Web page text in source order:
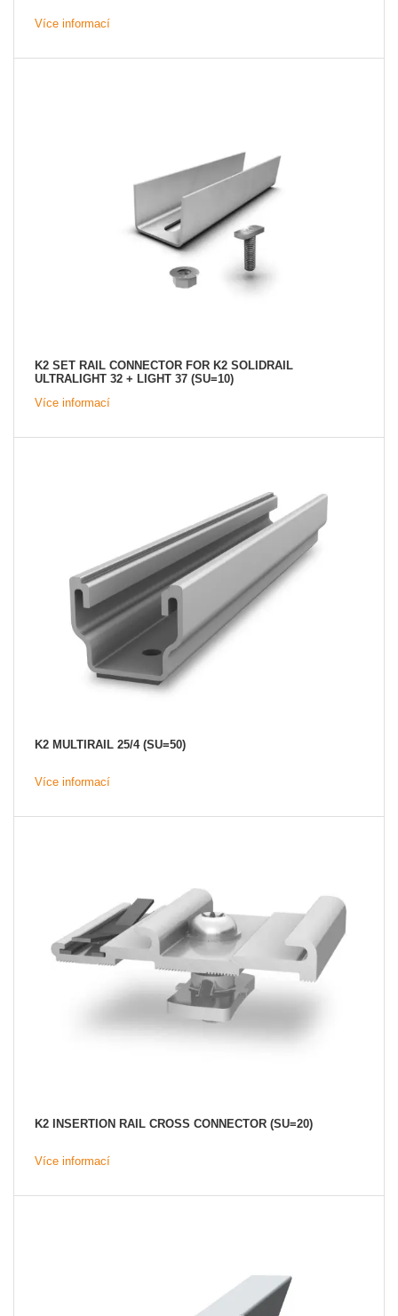
Více informací
K2 SET RAIL CONNECTOR FOR K2 SOLIDRAIL
ULTRALIGHT 32 + LIGHT 37 (SU=10)
Více informací
K2 MULTIRAIL 25/4 (SU=50)
Více informací
K2 INSERTION RAIL CROSS CONNECTOR (SU=20)
Více informací